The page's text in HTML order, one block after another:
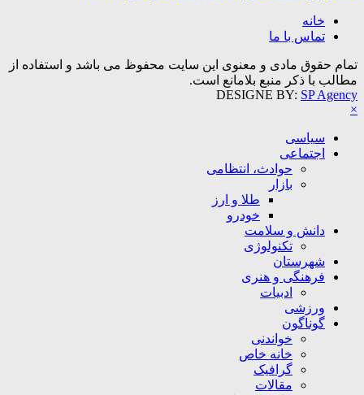
خانه
تماس با ما
تمام حقوق مادی و معنوی این سایت محفوظ می باشد و استفاده از
مطالب با ذکر منبع بلامانع است.
DESIGNE BY: SP Agency
×
سیاسی
اجتماعی
حوادث، انتظامی
بازار
طلا و ارز
خودرو
دانش و سلامت
تکنولوژی
شهرستان
فرهنگی و هنری
ادبیات
ورزشی
گوناگون
خواندنی
خانه خاص
گرافیک
مقالات